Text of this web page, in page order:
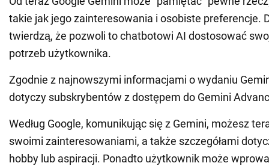
takie jak jego zainteresowania i osobiste preferencje.
twierdzą, że pozwoli to chatbotowi AI dostosować
potrzeb użytkownika.
Zgodnie z najnowszymi informacjami o wydaniu
dotyczy subskrybentów z dostępem do Gemini
Według Google, komunikując się z Gemini, możesz
swoimi zainteresowaniami, a także szczegółami
hobby lub aspiracji. Ponadto użytkownik może